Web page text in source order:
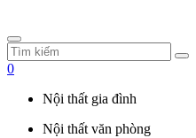
0
Nội thất gia đình
Nội thất văn phòng